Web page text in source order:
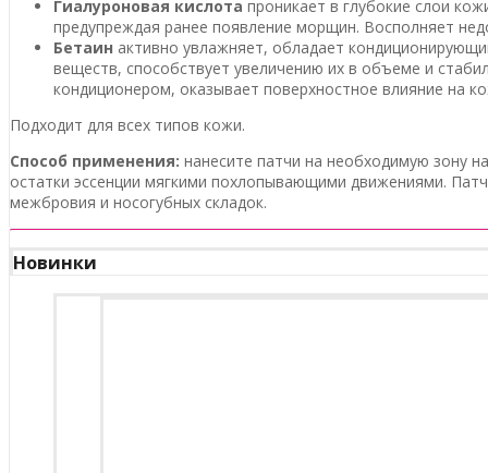
Гиалуроновая кислота проникает в глубокие слои
предупреждая ранее появление морщин. Восполняет
Бетаин активно увлажняет, обладает
веществ, способствует увеличению их в объеме и
кондиционером, оказывает поверхностное влияние на
Подходит для всех типов кожи.
Способ применения: нанесите патчи на необходимую зону
остатки эссенции мягкими похлопывающими движениями.
межбровия и носогубных складок.
Новинки